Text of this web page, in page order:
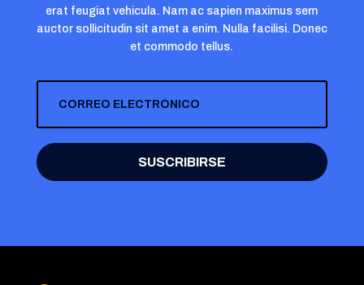
erat feugiat vehicula. Nam ac sapien maximus sem
auctor sollicitudin sit amet a enim. Nulla facilisi. Donec
et commodo tellus.
SUSCRIBIRSE